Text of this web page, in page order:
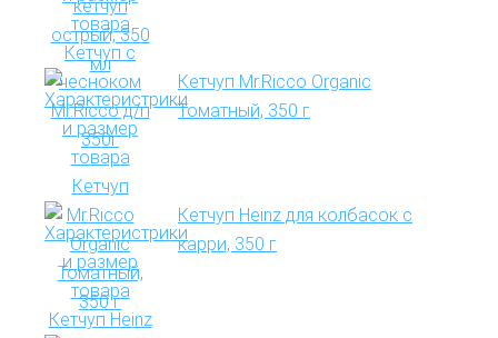
Кетчуп Mr.Ricco Organic
Томатный, 350 г
Кетчуп Heinz для колбасок с
карри, 350 г